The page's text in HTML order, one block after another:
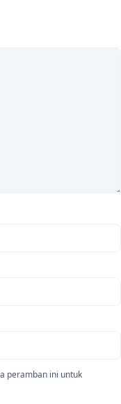
peramban ini untuk